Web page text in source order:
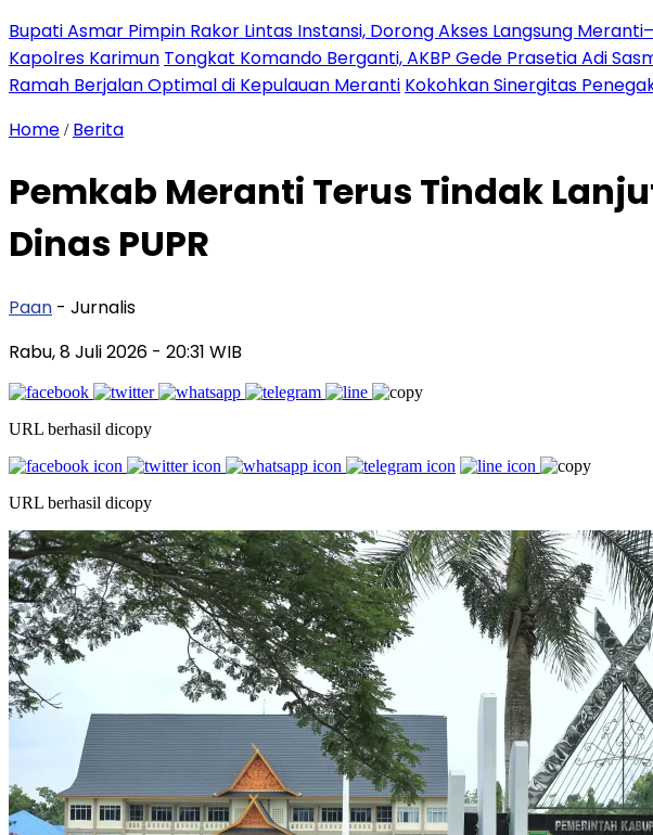
Bupati Asmar Pimpin Rakor Lintas Instansi, Dorong Akses Langsung
Kapolres Karimun Tongkat Komando Berganti, AKBP Gede Prasetia Adi
Ramah Berjalan Optimal di Kepulauan Meranti Kokohkan Sinergitas
Home / Berita
Pemkab Meranti Terus Tindak
Dinas PUPR
Paan - Jurnalis
Rabu, 8 Juli 2026 - 20:31 WIB
URL berhasil dicopy
URL berhasil dicopy